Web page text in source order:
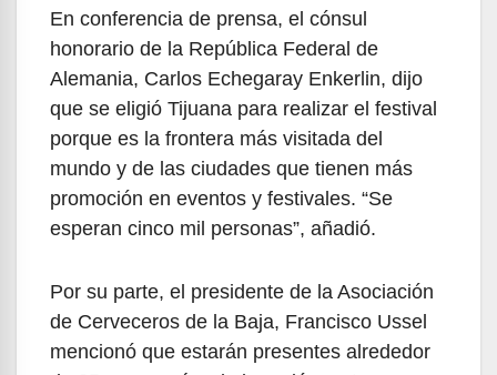
En conferencia de prensa, el cónsul
honorario de la República Federal de
Alemania, Carlos Echegaray Enkerlin, dijo
que se eligió Tijuana para realizar el festival
porque es la frontera más visitada del
mundo y de las ciudades que tienen más
promoción en eventos y festivales. “Se
esperan cinco mil personas”, añadió.
Por su parte, el presidente de la Asociación
de Cerveceros de la Baja, Francisco Ussel
mencionó que estarán presentes alrededor